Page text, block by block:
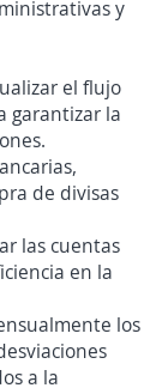
y
el flujo
garantizar la
de divisas
las cuentas
en la
los
a la